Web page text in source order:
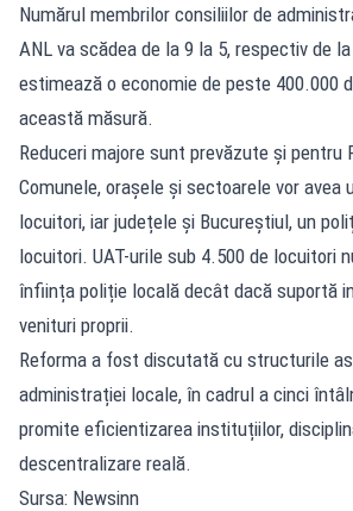
Numărul membrilor consiliilor de
ANL va scădea de la 9 la 5, respectiv de
estimează o economie de peste 400.000
această măsură.
Reduceri majore sunt prevăzute și pentru
Comunele, orașele și sectoarele vor avea
locuitori, iar județele și Bucureștiul, un
locuitori. UAT-urile sub 4.500 de locuitori
înființa poliție locală decât dacă suportă
venituri proprii.
Reforma a fost discutată cu structurile
administrației locale, în cadrul a cinci
promite eficientizarea instituțiilor,
descentralizare reală.
Sursa: Newsinn